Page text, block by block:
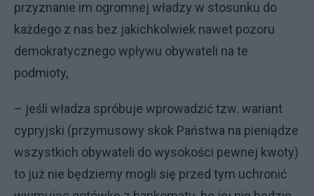
przyznanie im ogromnej władzy w stosunku do
każdego z nas bez jakichkolwiek nawet pozoru
demokratycznego wpływu obywateli na te
podmioty,
– jeśli władza spróbuje wprowadzić tzw. wariant
cypryjski (przymusowy skok Państwa na pieniądze
wszystkich obywateli do wysokości pewnej kwoty)
to już nie będziemy mogli się przed tym uchronić